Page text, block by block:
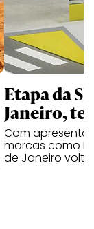
Etapa da
Janeiro,
Com
marcas como
de Janeiro